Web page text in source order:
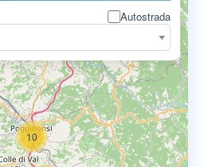
Autostrada
3
10